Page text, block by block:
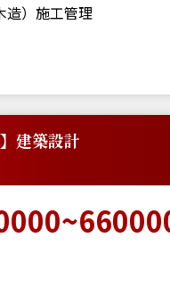
造）施工管理
建築設計